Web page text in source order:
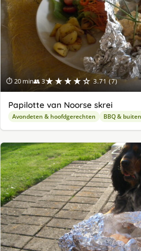
⏱ 20 min👥 3★★★★☆ 3.71 (7)
Papilotte van Noorse skrei
Avondeten & hoofdgerechten BBQ &